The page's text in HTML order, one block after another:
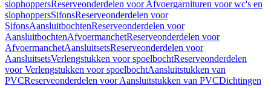
slophoppersReserveonderdelen voor Afvoergarnituren voor wc's en
slophoppersSifonsReserveonderdelen voor
SifonsAansluitbochtenReserveonderdelen voor
AansluitbochtenAfvoermanchetReserveonderdelen voor
AfvoermanchetAansluitsetsReserveonderdelen voor
AansluitsetsVerlengstukken voor spoelbochtReserveonderdelen
voor Verlengstukken voor spoelbochtAansluitstukken van
PVCReserveonderdelen voor Aansluitstukken van PVCDichtingen